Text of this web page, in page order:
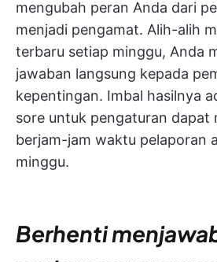
mengubah peran Anda dari
menjadi pengamat. Alih-alih
terbaru setiap minggu, Anda
jawaban langsung kepada
kepentingan. Imbal hasilnya
sore untuk pengaturan dapat
berjam-jam waktu pelaporan
minggu.
Berhenti